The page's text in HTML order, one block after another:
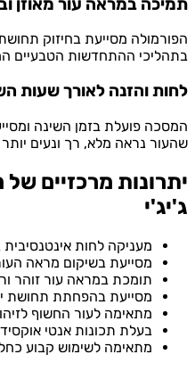
במראה עור מאוזן ובריא
מסייעת בחיזוק תחושת
ההתחדשות הטבעיים
והזנה לאורך שעות השינה
פועלת בזמן השינה ומסייעת
נראה מלא, רך ונעים יותר
מרכזיים של
מעניקה לחות אינטנסיבית
מסייעת בשיקום מראה העור
תומכת במראה עור זוהר ורענן
מסייעת בהפחתת תחושת יובש
מתאימה לעור החשוף לזיהום
בעלת תכונות אנטי
מתאימה לשימוש קבוע כחלק